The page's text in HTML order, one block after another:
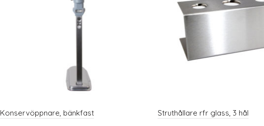
Konservöppnare, bänkfast
Struthållare rfr glass, 3 hål